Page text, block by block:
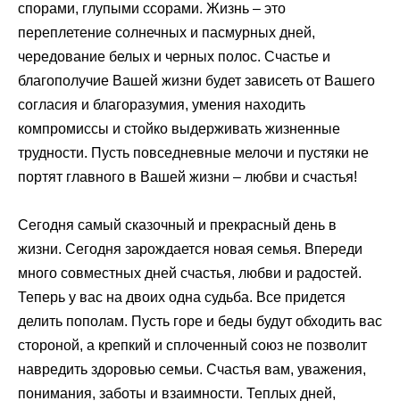
спорами, глупыми ссорами. Жизнь – это
переплетение солнечных и пасмурных дней,
чередование белых и черных полос. Счастье и
благополучие Вашей жизни будет зависеть от Вашего
согласия и благоразумия, умения находить
компромиссы и стойко выдерживать жизненные
трудности. Пусть повседневные мелочи и пустяки не
портят главного в Вашей жизни – любви и счастья!
Сегодня самый сказочный и прекрасный день в
жизни. Сегодня зарождается новая семья. Впереди
много совместных дней счастья, любви и радостей.
Теперь у вас на двоих одна судьба. Все придется
делить пополам. Пусть горе и беды будут обходить вас
стороной, а крепкий и сплоченный союз не позволит
навредить здоровью семьи. Счастья вам, уважения,
понимания, заботы и взаимности. Теплых дней,